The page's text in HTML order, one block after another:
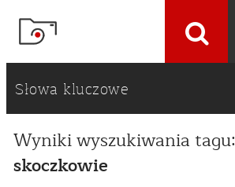
Słowa kluczowe
Wyniki wyszukiwania tagu:
skoczkowie